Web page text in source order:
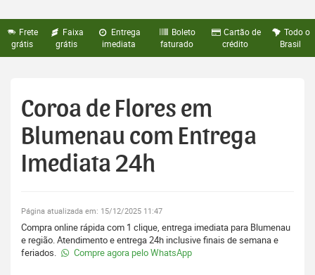
Frete
grátis
Faixa
grátis
Entrega
imediata
Boleto
faturado
Cartão de
crédito
Todo o
Brasil
Coroa de Flores em
Blumenau com Entrega
Imediata 24h
Página atualizada em: 15/12/2025 11:47
Compra online rápida com 1 clique, entrega imediata para Blumenau
e região. Atendimento e entrega 24h inclusive finais de semana e
feriados.
Compre agora pelo WhatsApp